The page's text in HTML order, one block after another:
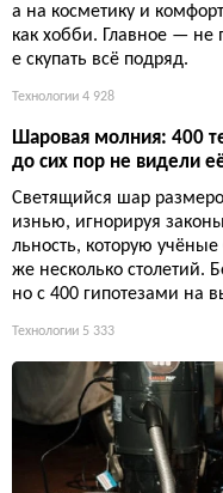
а на косметику и
как хобби. Главное —
е скупать всё подряд.
Технологии 4 928
Шаровая молния: 400
до сих пор не видели
Светящийся шар
изнью, игнорируя
льность, которую
же несколько столетий.
но с 400 гипотезами на
Технологии 5 333